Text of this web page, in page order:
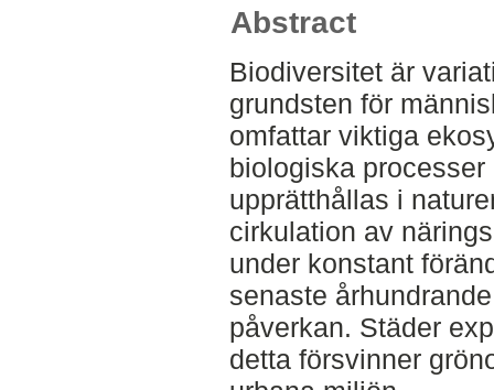
Abstract
Biodiversitet är
grundsten för
omfattar viktiga
biologiska
upprätthållas i
cirkulation av
under konstant
senaste
påverkan. Städer
detta försvinner